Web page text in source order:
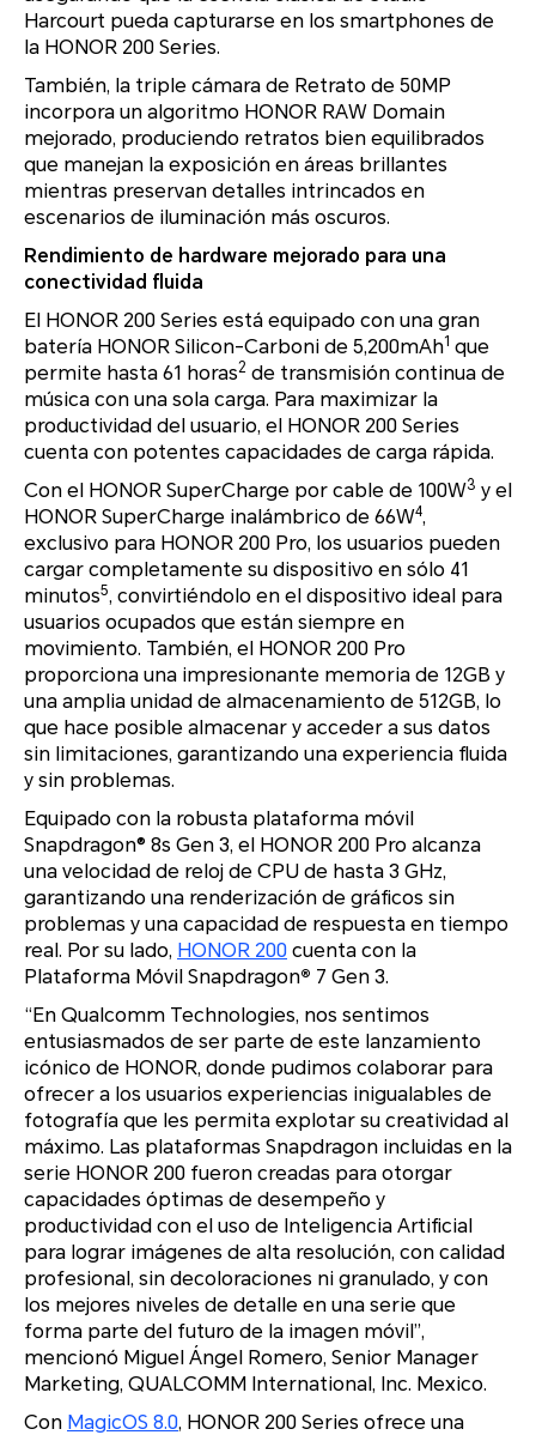
Harcourt pueda capturarse en los smartphones de
la HONOR 200 Series.
También, la triple cámara de Retrato de 50MP
incorpora un algoritmo HONOR RAW Domain
mejorado, produciendo retratos bien equilibrados
que manejan la exposición en áreas brillantes
mientras preservan detalles intrincados en
escenarios de iluminación más oscuros.
Rendimiento de hardware mejorado para una
conectividad fluida
El HONOR 200 Series está equipado con una gran
batería HONOR Silicon-Carboni de 5,200mAh1 que
permite hasta 61 horas2 de transmisión continua de
música con una sola carga. Para maximizar la
productividad del usuario, el HONOR 200 Series
cuenta con potentes capacidades de carga rápida.
Con el HONOR SuperCharge por cable de 100W3 y el
HONOR SuperCharge inalámbrico de 66W4,
exclusivo para HONOR 200 Pro, los usuarios pueden
cargar completamente su dispositivo en sólo 41
minutos5, convirtiéndolo en el dispositivo ideal para
usuarios ocupados que están siempre en
movimiento. También, el HONOR 200 Pro
proporciona una impresionante memoria de 12GB y
una amplia unidad de almacenamiento de 512GB, lo
que hace posible almacenar y acceder a sus datos
sin limitaciones, garantizando una experiencia fluida
y sin problemas.
Equipado con la robusta plataforma móvil
Snapdragon® 8s Gen 3, el HONOR 200 Pro alcanza
una velocidad de reloj de CPU de hasta 3 GHz,
garantizando una renderización de gráficos sin
problemas y una capacidad de respuesta en tiempo
real. Por su lado, HONOR 200 cuenta con la
Plataforma Móvil Snapdragon® 7 Gen 3.
“En Qualcomm Technologies, nos sentimos
entusiasmados de ser parte de este lanzamiento
icónico de HONOR, donde pudimos colaborar para
ofrecer a los usuarios experiencias inigualables de
fotografía que les permita explotar su creatividad al
máximo. Las plataformas Snapdragon incluidas en la
serie HONOR 200 fueron creadas para otorgar
capacidades óptimas de desempeño y
productividad con el uso de Inteligencia Artificial
para lograr imágenes de alta resolución, con calidad
profesional, sin decoloraciones ni granulado, y con
los mejores niveles de detalle en una serie que
forma parte del futuro de la imagen móvil”,
mencionó Miguel Ángel Romero, Senior Manager
Marketing, QUALCOMM International, Inc. Mexico.
Con MagicOS 8.0, HONOR 200 Series ofrece una